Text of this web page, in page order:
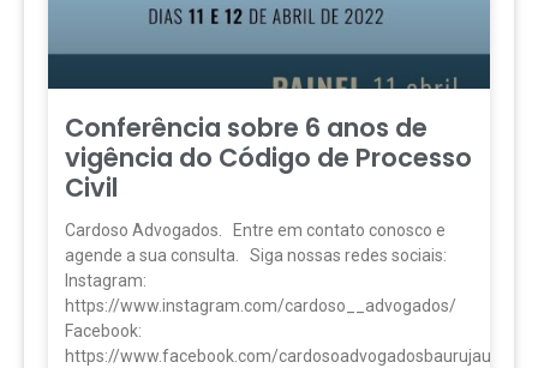
Conferência sobre 6 anos de
vigência do Código de Processo
Civil
Cardoso Advogados. Entre em contato conosco e
agende a sua consulta. Siga nossas redes sociais:
Instagram:
https://www.instagram.com/cardoso__advogados/
Facebook:
https://www.facebook.com/cardosoadvogadosbaurujau